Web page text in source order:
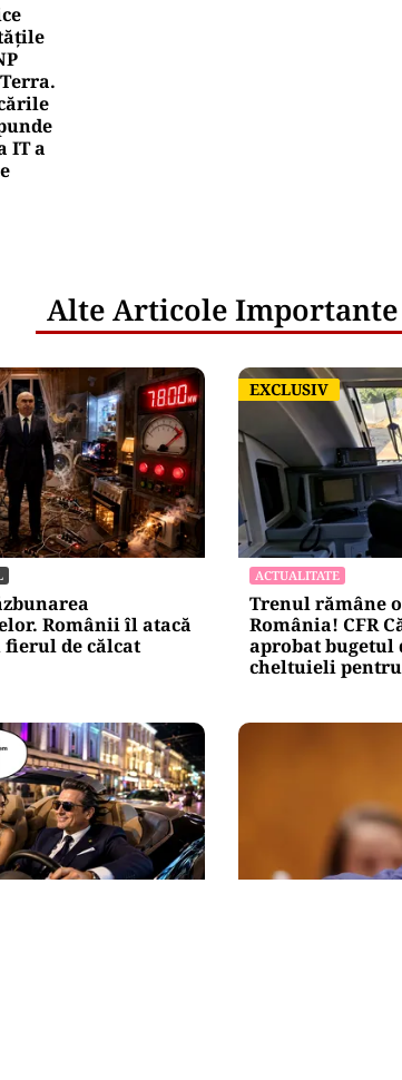
IT a
Alte Articole Importante
Românii îl atacă
fierul de călcat
EXCLUSIV
EXCLUSIV
ACTUALITATE
Trenul rămâne
România! CFR
aprobat
cheltuieli pentru